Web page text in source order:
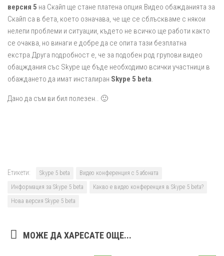
версия 5 на Скайп ще стане платена опция.Видео обажданията за
Скайп са в бета, което означава, че ще се сблъскваме с някои
нелепи проблеми и ситуации, където не всичко ще работи както
се очаква, но винаги е добре да се опита тази безплатна
екстра.Друга подробност е, че за подобен род групови видео
обацждания със Skype ще бъде необходимо всички участници в
обаждането да имат инсталиран Skype 5 beta.
Дано да съм ви бил полезен.. 🙂
Етикети: Skype 5 beta
Видео конференция с 5 абоната
Информация за Skype 5 beta
Какво е видео конференция в Skype 5 beta?
Нова версия Skype 5 beta
МОЖЕ ДА ХАРЕСАТЕ ОЩЕ...